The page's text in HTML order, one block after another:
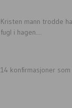
Kristen mann trodde
fugl i hagen....
14 konfirmasjoner som